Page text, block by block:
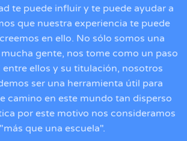
te puede influir y te puede ayudar a
que nuestra experiencia te puede
en ello. No sólo somos una
gente, nos tome como un paso
ellos y su titulación, nosotros
ser una herramienta útil para
camino en este mundo tan disperso
por este motivo nos consideramos
"más que una escuela".